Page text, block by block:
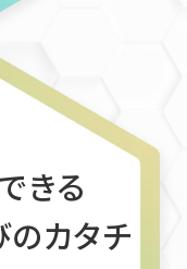
きる
のカタチ